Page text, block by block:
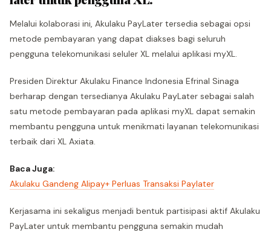
Melalui kolaborasi ini, Akulaku PayLater tersedia sebagai opsi
metode pembayaran yang dapat diakses bagi seluruh
pengguna telekomunikasi seluler XL melalui aplikasi myXL.
Presiden Direktur Akulaku Finance Indonesia Efrinal Sinaga
berharap dengan tersedianya Akulaku PayLater sebagai salah
satu metode pembayaran pada aplikasi myXL dapat semakin
membantu pengguna untuk menikmati layanan telekomunikasi
terbaik dari XL Axiata.
Baca Juga:
Akulaku Gandeng Alipay+ Perluas Transaksi Paylater
Kerjasama ini sekaligus menjadi bentuk partisipasi aktif Akulaku
PayLater untuk membantu pengguna semakin mudah